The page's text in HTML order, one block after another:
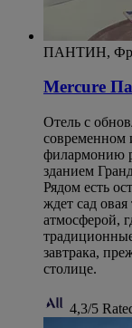
ПАНТИН,
Mercure
Отель с
современном
филармонию
зданием
Рядом есть
ждет сад
атмосферой,
завтрака,
столице.
4,3/5